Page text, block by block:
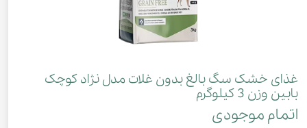
غذای خشک سگ بالغ بدون غلات مدل نژاد کوچک
بابین وزن 3 کیلوگرم
اتمام موجودی